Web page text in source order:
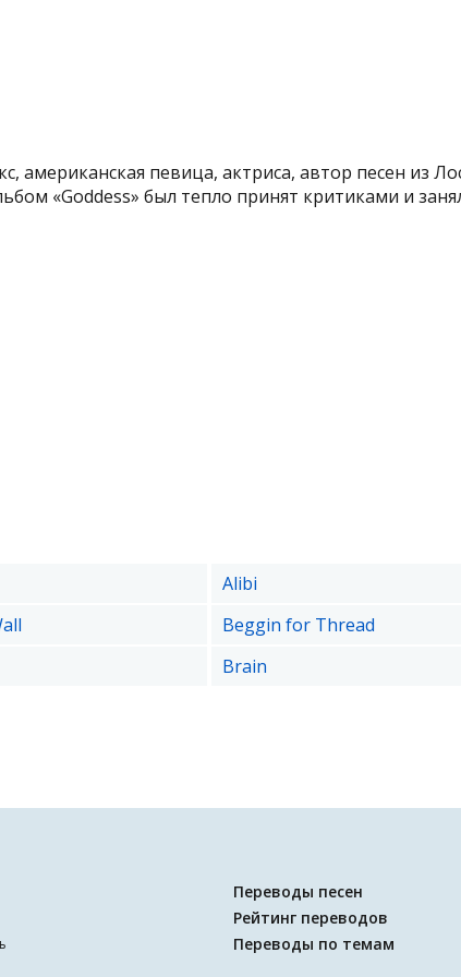
американская певица, актриса, автор песен из
«Goddess» был тепло принят критиками и
Alibi
Beggin for Thread
Brain
Переводы песен
Рейтинг переводов
Переводы по темам